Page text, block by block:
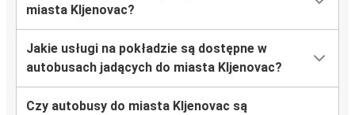
miasta Kljenovac?
Jakie usługi na pokładzie są dostępne w
autobusach jadących do miasta Kljenovac?
Czy autobusy do miasta Kljenovac są